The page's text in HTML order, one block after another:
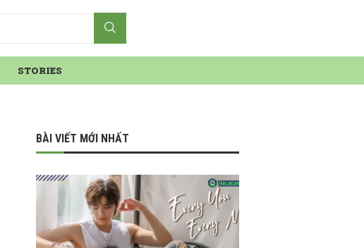
STORIES
BÀI VIẾT MỚI NHẤT